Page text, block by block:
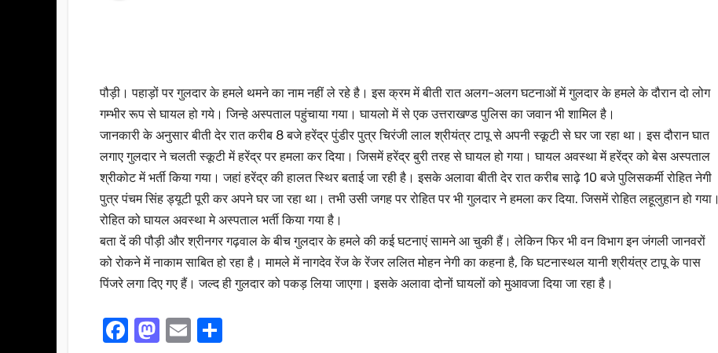
पौड़ी। पहाड़ों पर गुलदार के हमले थमने का नाम नहीं ले रहे है। इस क्रम में बीती रात अलग-अलग घटनाओं में गुलदार के हमले के दौरान दो लोग
गम्भीर रूप से घायल हो गये। जिन्हे अस्पताल पहुंचाया गया। घायलो में से एक उत्तराखण्ड पुलिस का जवान भी शामिल है।
जानकारी के अनुसार बीती देर रात करीब 8 बजे हरेंद्र पुंडीर पुत्र चिरंजी लाल श्रीयंत्र टापू से अपनी स्कूटी से घर जा रहा था। इस दौरान घात
लगाए गुलदार ने चलती स्कूटी में हरेंद्र पर हमला कर दिया। जिसमें हरेंद्र बुरी तरह से घायल हो गया। घायल अवस्था में हरेंद्र को बेस अस्पताल
श्रीकोट में भर्ती किया गया। जहां हरेंद्र की हालत स्थिर बताई जा रही है। इसके अलावा बीती देर रात करीब साढ़े 10 बजे पुलिसकर्मी रोहित नेगी
पुत्र पंचम सिंह ड्यूटी पूरी कर अपने घर जा रहा था। तभी उसी जगह पर रोहित पर भी गुलदार ने हमला कर दिया. जिसमें रोहित लहूलुहान हो गया।
रोहित को घायल अवस्था मे अस्पताल भर्ती किया गया है।
बता दें की पौड़ी और श्रीनगर गढ़वाल के बीच गुलदार के हमले की कई घटनाएं सामने आ चुकी हैं। लेकिन फिर भी वन विभाग इन जंगली जानवरों
को रोकने में नाकाम साबित हो रहा है। मामले में नागदेव रेंज के रेंजर ललित मोहन नेगी का कहना है, कि घटनास्थल यानी श्रीयंत्र टापू के पास
पिंजरे लगा दिए गए हैं। जल्द ही गुलदार को पकड़ लिया जाएगा। इसके अलावा दोनों घायलों को मुआवजा दिया जा रहा है।
F
M E